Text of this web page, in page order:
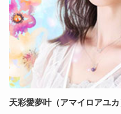
天彩愛夢叶（アマイロアユカ